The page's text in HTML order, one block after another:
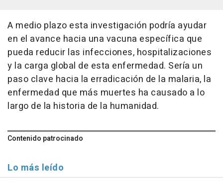
A medio plazo esta investigación podría ayudar
en el avance hacia una vacuna específica que
pueda reducir las infecciones, hospitalizaciones
y la carga global de esta enfermedad. Sería un
paso clave hacia la erradicación de la malaria, la
enfermedad que más muertes ha causado a lo
largo de la historia de la humanidad.
Contenido patrocinado
Lo más leído